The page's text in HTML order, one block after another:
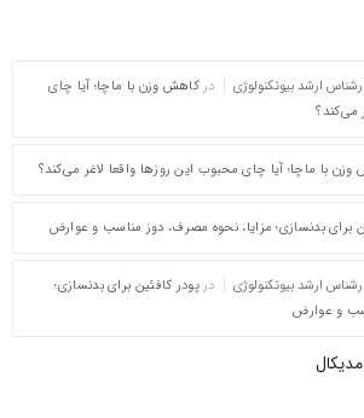
ارشد بیوتکنولوژی در کاهش وزن با ماچا؛ آیا چای
می‌کند؟
با ماچا؛ آیا چای محبوب این روزها واقعا لاغر می‌کند؟
برای بدنسازی؛ مزایا، نحوه مصرف، دوز مناسب و عوارض
ارشد بیوتکنولوژی در پودر کافئین برای بدنسازی؛
و عوارض